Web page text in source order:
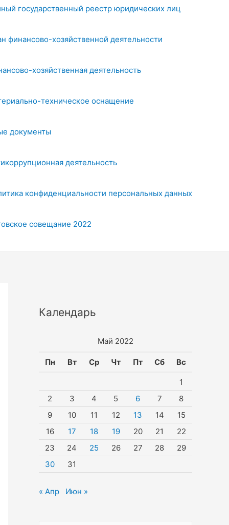
государственный реестр юридических лиц
финансово-хозяйственной деятельности
хозяйственная деятельность
техническое оснащение
документы
деятельность
конфиденциальности персональных данных
совещание 2022
Календарь
Май 2022
Пн Вт Ср Чт Пт Сб Вс
1
2
3 4 5 6 7
8
9
10 11 12 13 14
15
16
17 18 19 20 21
22
23
24 25 26 27 28
29
30
31
« Апр Июн »